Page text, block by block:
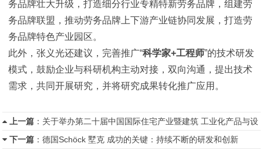
务品牌壮大升级，打造细分行业专精特新劳务品牌，组建劳
务品牌联盟，推动劳务品牌上下游产业链协同发展，打造劳
务品牌特色产业园区。
此外，张义光还建议，完善推广“科学家+工程师”的技术研发
模式，鼓励企业与科研机构主动对接，双向沟通，提出技术
需求，共同开展研究，并将研究成果转化推广应用。
上一篇 ： 关于举办第二十届中国国际住宅产业暨建筑 工业化产品与设
备博览会的通知
下一篇 ：德国Schöck 墅克 成功的关键：持续不断的研发和创新